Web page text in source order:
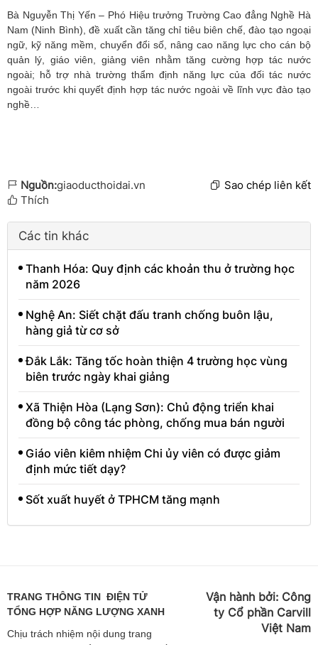
Bà Nguyễn Thị Yến – Phó Hiệu trưởng Trường Cao đẳng Nghề Hà
Nam (Ninh Bình), đề xuất cần tăng chỉ tiêu biên chế, đào tạo ngoại
ngữ, kỹ năng mềm, chuyển đổi số, nâng cao năng lực cho cán bộ
quản lý, giáo viên, giảng viên nhằm tăng cường hợp tác nước
ngoài; hỗ trợ nhà trường thẩm định năng lực của đối tác nước
ngoài trước khi quyết định hợp tác nước ngoài về lĩnh vực đào tạo
nghề…
Nguồn:giaoducthoidai.vn
Sao chép liên kết
Thích
Các tin khác
Thanh Hóa: Quy định các khoản thu ở trường học
năm 2026
Nghệ An: Siết chặt đấu tranh chống buôn lậu,
hàng giả từ cơ sở
Đắk Lắk: Tăng tốc hoàn thiện 4 trường học vùng
biên trước ngày khai giảng
Xã Thiện Hòa (Lạng Sơn): Chủ động triển khai
đồng bộ công tác phòng, chống mua bán người
Giáo viên kiêm nhiệm Chi ủy viên có được giảm
định mức tiết dạy?
Sốt xuất huyết ở TPHCM tăng mạnh
TRANG THÔNG TIN ĐIỆN TỬ
TỔNG HỢP NĂNG LƯỢNG XANH
Chịu trách nhiệm nội dung trang
Vận hành bởi: Công
ty Cổ phần Carvill
Việt Nam